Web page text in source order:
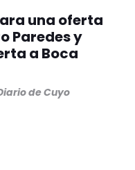
una oferta
Paredes y
a Boca
de Cuyo